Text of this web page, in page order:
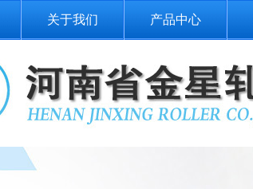
关于我们 产品中心